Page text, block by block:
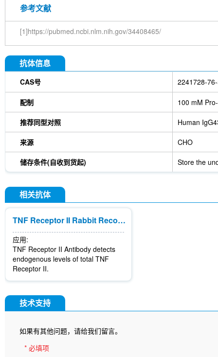
参考文献
[1]https://pubmed.ncbi.nlm.nih.gov/34408465/
抗体信息
CAS号 2241728-
配制 100 mM
推荐同型对照 Human
来源 CHO
储存条件(自收到货起) Store the
相关抗体
TNF Receptor II Rabbit Recombinant mAb
应用:
TNF Receptor II Antibody detects
endogenous levels of total TNF
Receptor II.
技术支持
如果有其他问题，请给我们留言。
* 必填项